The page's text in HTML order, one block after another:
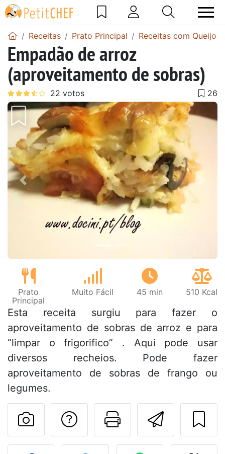
Receitas Prato Principal Receitas com Queijo
Empadão de arroz
(aproveitamento de sobras)
Anterior
Prato
Principal
Muito Fácil 45 min 510 Kcal
Esta receita surgiu para fazer o
aproveitamento de sobras de arroz e para
“limpar o frigorifico” . Aqui pode usar
diversos recheios. Pode fazer
aproveitamento de sobras de frango ou
legumes.
Imprima
Falar com o autor
Fez esta receita?